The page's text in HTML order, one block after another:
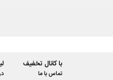
با کانال تخفیف
تماس با ما